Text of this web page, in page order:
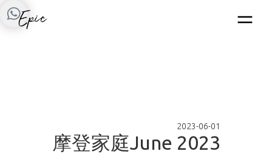
2023-06-01
摩登家庭June 2023